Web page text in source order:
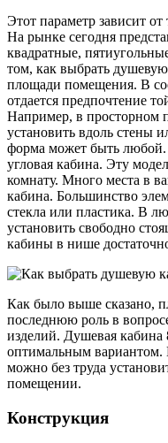
Этот параметр зависит
На рынке сегодня
квадратные,
том, как выбрать
площади помещения. В
отдается предпочтение
Например, в
установить вдоль стены
форма может быть
угловая кабина. Эту
комнату. Много места в
кабина. Большинство
стекла или пластика. В
установить свободно
кабины в нише
Как было выше сказано,
последнюю роль в
изделий. Душевая кабина
оптимальным вариантом.
можно без труда
помещении.
Конструкция